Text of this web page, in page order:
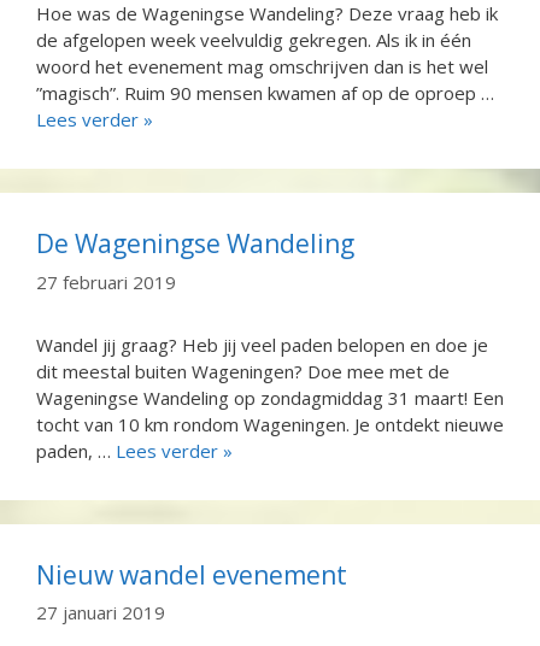
Hoe was de Wageningse Wandeling? Deze vraag heb ik
de afgelopen week veelvuldig gekregen. Als ik in één
woord het evenement mag omschrijven dan is het wel
”magisch”. Ruim 90 mensen kwamen af op de oproep …
Lees verder »
De Wageningse Wandeling
27 februari 2019
Wandel jij graag? Heb jij veel paden belopen en doe je
dit meestal buiten Wageningen? Doe mee met de
Wageningse Wandeling op zondagmiddag 31 maart! Een
tocht van 10 km rondom Wageningen. Je ontdekt nieuwe
paden, … Lees verder »
Nieuw wandel evenement
27 januari 2019